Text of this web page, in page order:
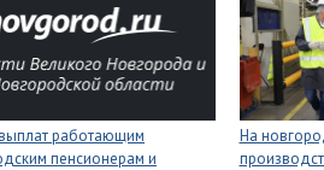
работающим
пенсионерам и
На